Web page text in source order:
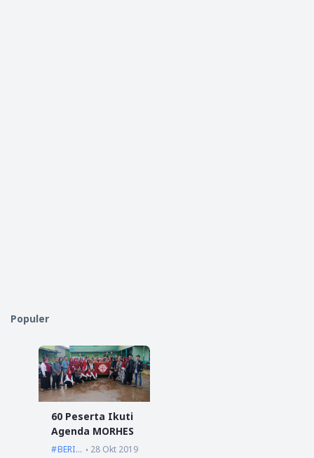
Populer
60 Peserta Ikuti
Agenda MORHES
BERITA 28 Okt 2019